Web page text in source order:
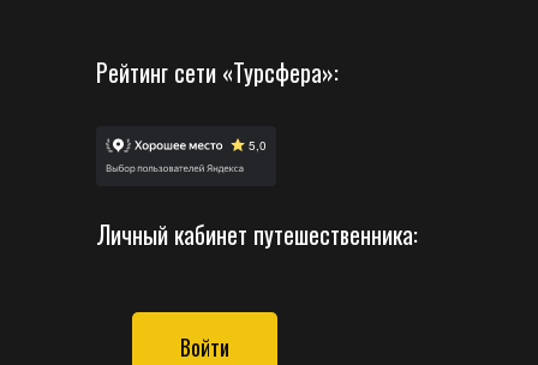
Рейтинг сети «Турсфера»:
Личный кабинет путешественника:
Войти